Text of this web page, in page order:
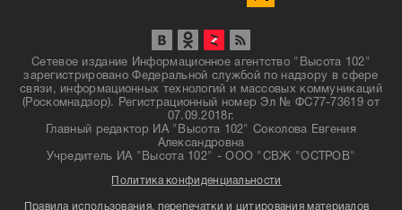
Сетевое издание Информационное агентство "Высота 102"
зарегистрировано Федеральной службой по надзору в сфере
связи, информационных технологий и массовых коммуникаций
(Роскомнадзор). Регистрационный номер Эл № ФС77-73619 от
07.09.2018г.
Главный редактор ИА "Высота 102" Соколова Евгения
Александровна
Учредитель ИА "Высота 102" - ООО "СВЖ "ОСТРОВ"
Политика конфиденциальности
Правила использования, перепечатки и цитирования материалов